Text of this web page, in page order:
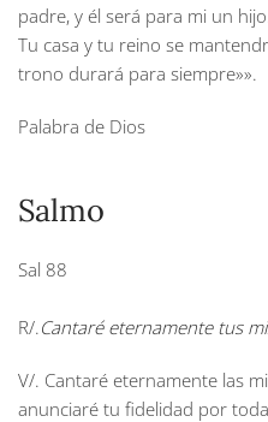
padre, y él será para mi un
Tu casa y tu reino se
trono durará para siempre»».
Palabra de Dios
Salmo
Sal 88
R/.Cantaré eternamente tus
V/. Cantaré eternamente las
anunciaré tu fidelidad por